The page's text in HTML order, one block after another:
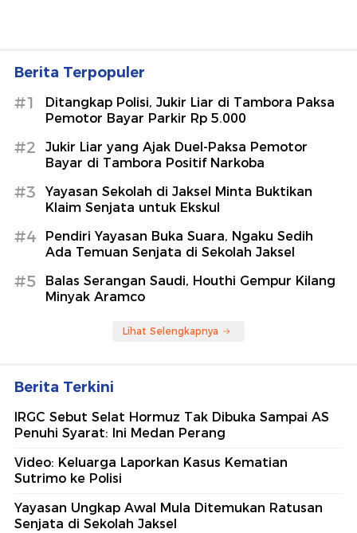
Berita Terpopuler
#1
Ditangkap Polisi, Jukir Liar di Tambora Paksa
Pemotor Bayar Parkir Rp 5.000
#2
Jukir Liar yang Ajak Duel-Paksa Pemotor
Bayar di Tambora Positif Narkoba
#3
Yayasan Sekolah di Jaksel Minta Buktikan
Klaim Senjata untuk Ekskul
#4
Pendiri Yayasan Buka Suara, Ngaku Sedih
Ada Temuan Senjata di Sekolah Jaksel
#5
Balas Serangan Saudi, Houthi Gempur Kilang
Minyak Aramco
Lihat Selengkapnya
Berita Terkini
IRGC Sebut Selat Hormuz Tak Dibuka Sampai AS
Penuhi Syarat: Ini Medan Perang
Video: Keluarga Laporkan Kasus Kematian
Sutrimo ke Polisi
Yayasan Ungkap Awal Mula Ditemukan Ratusan
Senjata di Sekolah Jaksel